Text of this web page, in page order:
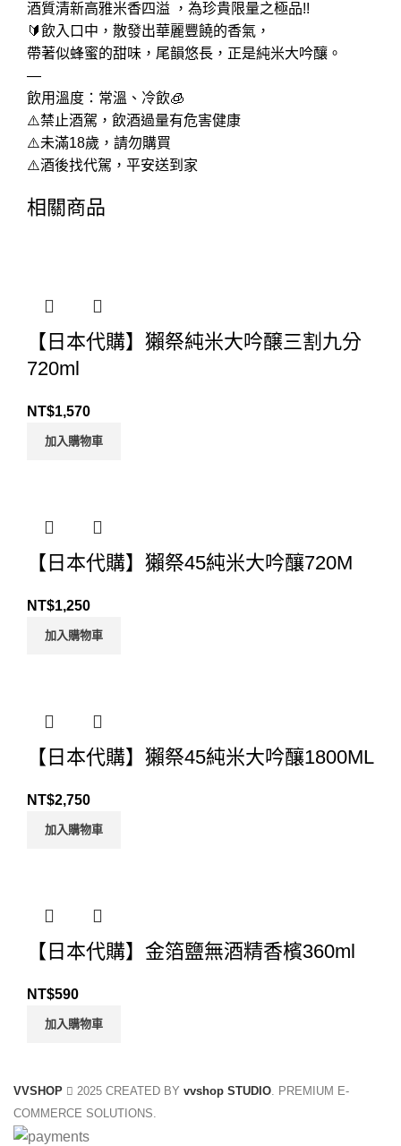
酒質清新高雅米香四溢 ，為珍貴限量之極品!!
🔰飲入口中，散發出華麗豐饒的香氣，
帶著似蜂蜜的甜味，尾韻悠長，正是純米大吟釀。
—
飲用溫度：常溫、冷飲🧊
⚠️禁止酒駕，飲酒過量有危害健康
⚠️未滿18歲，請勿購買
⚠️酒後找代駕，平安送到家
相關商品
【日本代購】獺祭純米大吟醸三割九分
720ml
NT$1,570
加入購物車
【日本代購】獺祭45純米大吟釀720M
NT$1,250
加入購物車
【日本代購】獺祭45純米大吟釀1800ML
NT$2,750
加入購物車
【日本代購】金箔鹽無酒精香檳360ml
NT$590
加入購物車
VVSHOP 2025 CREATED BY vvshop STUDIO. PREMIUM E-
COMMERCE SOLUTIONS.